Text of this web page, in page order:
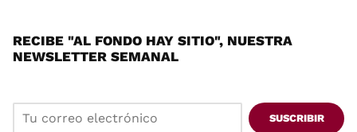
RECIBE "AL FONDO HAY SITIO", NUESTRA
NEWSLETTER SEMANAL
SUSCRIBIR